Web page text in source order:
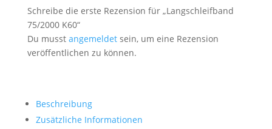
Schreibe die erste Rezension für „Langschleifband
75/2000 K60“
Du musst angemeldetsein, um eine Rezension
veröffentlichen zu können.
Beschreibung
Zusätzliche Informationen